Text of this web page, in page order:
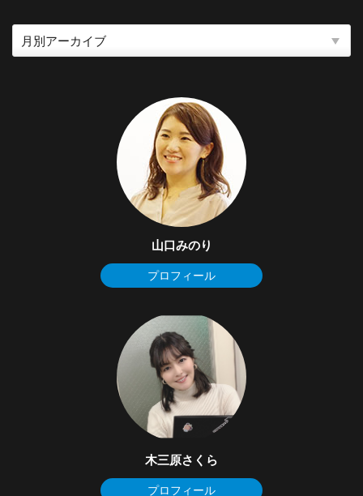
山口みのり
プロフィール
木三原さくら
プロフィール